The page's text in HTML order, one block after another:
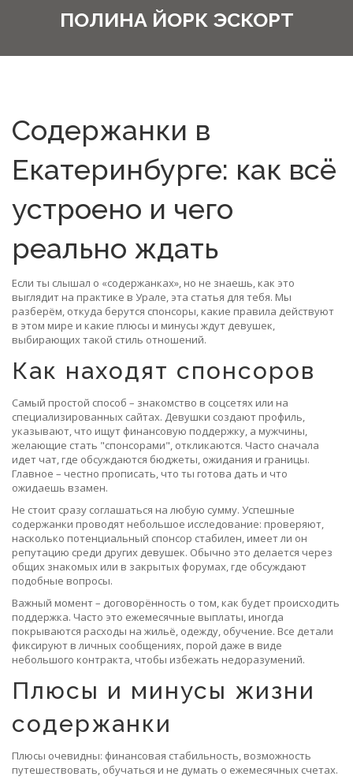
ПОЛИНА ЙОРК ЭСКОРТ
Содержанки в
Екатеринбурге: как всё
устроено и чего
реально ждать
Если ты слышал о «содержанках», но не знаешь, как это
выглядит на практике в Урале, эта статья для тебя. Мы
разберём, откуда берутся спонсоры, какие правила действуют
в этом мире и какие плюсы и минусы ждут девушек,
выбирающих такой стиль отношений.
Как находят спонсоров
Самый простой способ – знакомство в соцсетях или на
специализированных сайтах. Девушки создают профиль,
указывают, что ищут финансовую поддержку, а мужчины,
желающие стать "спонсорами", откликаются. Часто сначала
идет чат, где обсуждаются бюджеты, ожидания и границы.
Главное – честно прописать, что ты готова дать и что
ожидаешь взамен.
Не стоит сразу соглашаться на любую сумму. Успешные
содержанки проводят небольшое исследование: проверяют,
насколько потенциальный спонсор стабилен, имеет ли он
репутацию среди других девушек. Обычно это делается через
общих знакомых или в закрытых форумах, где обсуждают
подобные вопросы.
Важный момент – договорённость о том, как будет происходить
поддержка. Часто это ежемесячные выплаты, иногда
покрываются расходы на жильё, одежду, обучение. Все детали
фиксируют в личных сообщениях, порой даже в виде
небольшого контракта, чтобы избежать недоразумений.
Плюсы и минусы жизни
содержанки
Плюсы очевидны: финансовая стабильность, возможность
путешествовать, обучаться и не думать о ежемесячных счетах.